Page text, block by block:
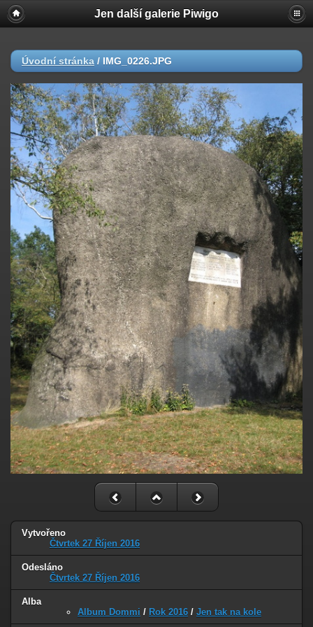
Jen další galerie Piwigo
Úvodní stránka / IMG_0226.JPG
Vytvořeno
Čtvrtek 27 Říjen 2016
Odesláno
Čtvrtek 27 Říjen 2016
Alba
Album Dommi / Rok 2016 / Jen tak na kole